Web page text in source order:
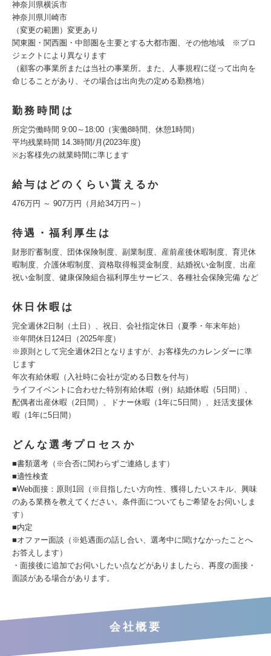
神奈川県横浜市
神奈川県川崎市
（変更の範囲）変更あり
関東圏・関西圏・中部圏を主要とする大都市圏、その他地域 ※プロ
ジェクトにより異なります
（顧客の事業所または当社の事業所。また、人事規程に従って出向を
命じることがあり、その場合は出向先の定める勤務地）
勤務時間は
所定労働時間 9:00～18:00（実働8時間、休憩1時間）
平均残業時間 14.3時間/月(2023年度)
※お客様先の就業時間に準じます
給与はどのくらい貰えるか
476万円 ～ 907万円（月給34万円～）
待遇・福利厚生は
財形貯蓄制度、団体保険制度、副業制度、産前産後休暇制度、育児休
暇制度、介護休暇制度、資格取得報奨金制度、結婚祝い金制度、出産
祝い金制度、健康保険組合福利厚生サービス、各種社会保険完備 など
休日休暇は
完全週休2日制（土日）、祝日、会社指定休日（夏季・年末年始）
※年間休日124日（2025年度）
※原則として完全週休2日となりますが、お客様先のカレンダーに準
じます
年次有給休暇（入社時に会社が定める日数を付与）
ライフイベントに合わせた特別有給休暇（例）結婚休暇（5日間）、
配偶者出産休暇（2日間）、ドナー休暇（1年に5日間）、妊活支援休
暇（1年に5日間）
どんな選考プロセスか
■書類選考（※合否に関わらずご連絡します）
■適性検査
■Web面接：原則1回（※目指したい方向性、獲得したいスキル、興味
のある業務を教えてください。条件面についてもご希望をお伺いしま
す）
■内定
■オファー面談（※処遇面の話し合い、選考中に聞けなかったことへ
お答えします）
・面接後に追加でお伺いしたい点などがありましたら、再度の面接・
面談がある場合があります。
会社概要